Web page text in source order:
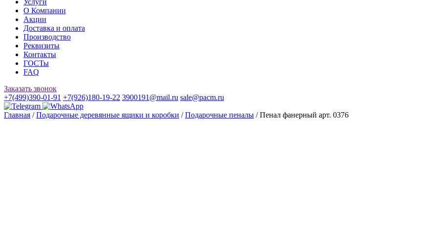
Услуги
О Компании
Акции
Доставка и оплата
Производство
Реквизиты
Контакты
ГОСТы
FAQ
Заказать звонок
+7(499)390-01-91 +7(926)180-19-22 3900191@mail.ru sale@pacm.ru
Главная /Подарочные деревянные ящики и коробки /Подарочные пеналы / Пенал фанерный арт. 0376